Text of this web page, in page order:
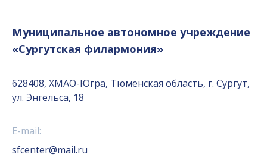
Муниципальное автономное учреждение
«Сургутская филармония»
628408, ХМАО-Югра, Тюменская область, г. Сургут,
ул. Энгельса, 18
E-mail:
sfcenter@mail.ru